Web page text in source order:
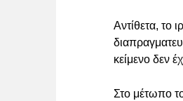
Αντίθετα, το
κείμενο δεν
Στο μέτωπο